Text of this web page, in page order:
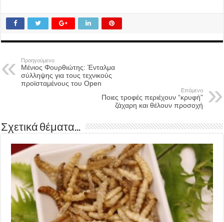
Προηγούμενο
Μένιος Φουρθιώτης: Ένταλμα
σύλληψης για τους τεχνικούς
προϊσταμένους του Open
Επόμενο
Ποιες τροφές περιέχουν “κρυφή”
ζάχαρη και θέλουν προσοχή
Σχετικά θέματα...